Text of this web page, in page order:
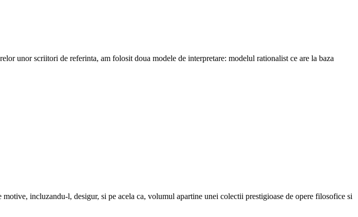
unor scriitori de referinta, am folosit doua modele de interpretare: modelul rationalist ce are la baza
incluzandu-l, desigur, si pe acela ca, volumul apartine unei colectii prestigioase de opere filosofice si